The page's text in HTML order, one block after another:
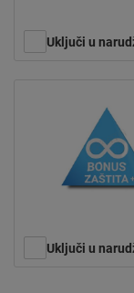
Uključi u
Uključi u